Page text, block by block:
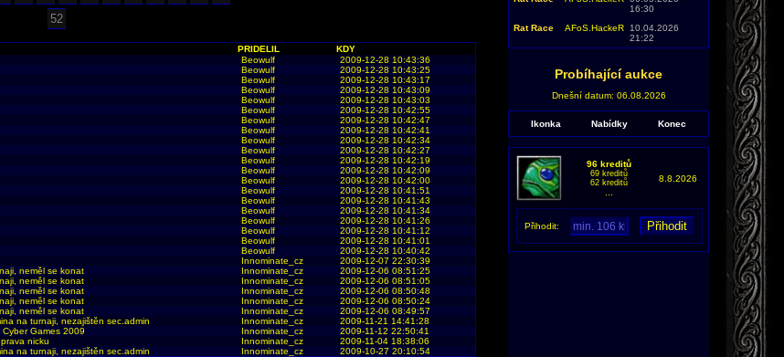
52
PRIDELIL
KDY
Beowulf
2009-12-28 10:43:36
Beowulf
2009-12-28 10:43:25
Beowulf
2009-12-28 10:43:17
Beowulf
2009-12-28 10:43:09
Beowulf
2009-12-28 10:43:03
Beowulf
2009-12-28 10:42:55
Beowulf
2009-12-28 10:42:47
Beowulf
2009-12-28 10:42:41
Beowulf
2009-12-28 10:42:34
Beowulf
2009-12-28 10:42:27
Beowulf
2009-12-28 10:42:19
Beowulf
2009-12-28 10:42:09
Beowulf
2009-12-28 10:42:00
Beowulf
2009-12-28 10:41:51
Beowulf
2009-12-28 10:41:43
Beowulf
2009-12-28 10:41:34
Beowulf
2009-12-28 10:41:26
Beowulf
2009-12-28 10:41:12
Beowulf
2009-12-28 10:41:01
Beowulf
2009-12-28 10:40:42
Innominate_cz
2009-12-07 22:30:39
neměl se konat Innominate_cz
2009-12-06 08:51:25
neměl se konat Innominate_cz
2009-12-06 08:51:05
neměl se konat Innominate_cz
2009-12-06 08:50:48
neměl se konat Innominate_cz
2009-12-06 08:50:24
neměl se konat Innominate_cz
2009-12-06 08:49:57
na turnaji, nezajištěn sec.admin Innominate_cz
2009-11-21 14:41:28
Cyber Games 2009 Innominate_cz
2009-11-12 22:50:41
nicku Innominate_cz
2009-11-04 18:38:06
na turnaji, nezajištěn sec.admin Innominate_cz 2009-10-27 20:10:54
16:30
Rat Race
AFoS.HackeR
10.04.2026
21:22
Probíhající aukce
Dnešní datum: 06.08.2026
Ikonka Nabídky Konec
96 kreditů
69 kreditů
62 kreditů
8.8.2026
Přihodit: